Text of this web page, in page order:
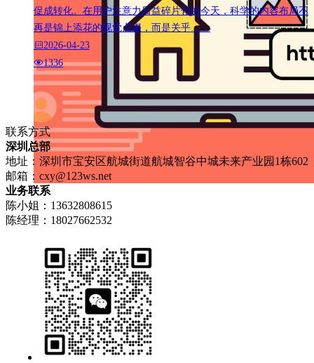
促成转化。在用户注意力日益碎片化的今天，科学的内容布局不
再是锦上添花的视觉点缀，而是关乎……
2026-04-23
1336
联系方式
深圳总部
地址：深圳市宝安区航城街道航城智谷中城未来产业园1栋602
邮箱： cxy@123ws.net
业务联系
陈小姐：13632808615
陈经理：18027662532